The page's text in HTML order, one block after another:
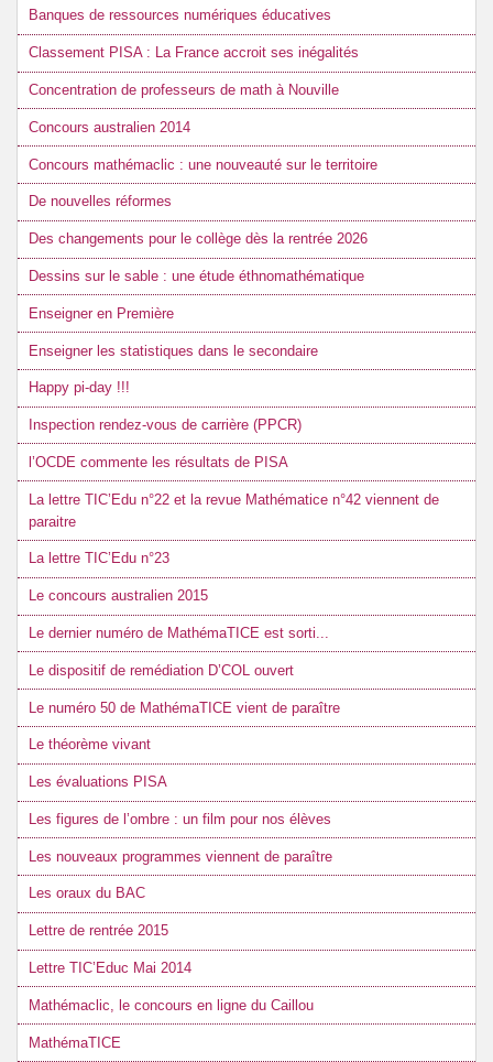
Banques de ressources numériques éducatives
Classement PISA : La France accroit ses inégalités
Concentration de professeurs de math à Nouville
Concours australien 2014
Concours mathémaclic : une nouveauté sur le territoire
De nouvelles réformes
Des changements pour le collège dès la rentrée 2026
Dessins sur le sable : une étude éthnomathématique
Enseigner en Première
Enseigner les statistiques dans le secondaire
Happy pi-day !!!
Inspection rendez-vous de carrière (PPCR)
l’OCDE commente les résultats de PISA
La lettre TIC’Edu n°22 et la revue Mathématice n°42 viennent de
paraitre
La lettre TIC’Edu n°23
Le concours australien 2015
Le dernier numéro de MathémaTICE est sorti...
Le dispositif de remédiation D’COL ouvert
Le numéro 50 de MathémaTICE vient de paraître
Le théorème vivant
Les évaluations PISA
Les figures de l’ombre : un film pour nos élèves
Les nouveaux programmes viennent de paraître
Les oraux du BAC
Lettre de rentrée 2015
Lettre TIC’Educ Mai 2014
Mathémaclic, le concours en ligne du Caillou
MathémaTICE